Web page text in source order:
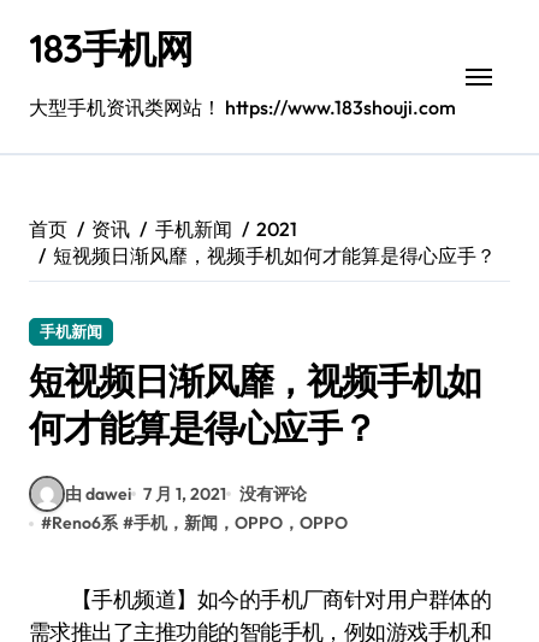
183手机网
大型手机资讯类网站！ https://www.183shouji.com
首页 资讯 手机新闻
2021
短视频日渐风靡，视频手机如何才能算是得心应手？
手机新闻
短视频日渐风靡，视频手机如
何才能算是得心应手？
由 dawei 7 月 1, 2021 没有评论
#Reno6系 #手机，新闻，OPPO，OPPO
【手机频道】如今的手机厂商针对用户群体的
需求推出了主推功能的智能手机，例如游戏手机和